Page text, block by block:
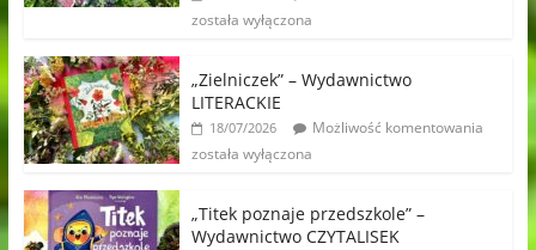
została wyłączona
„Zielniczek” – Wydawnictwo
LITERACKIE
18/07/2026
Możliwość komentowania
została wyłączona
„Titek poznaje przedszkole” –
Wydawnictwo CZYTALISEK